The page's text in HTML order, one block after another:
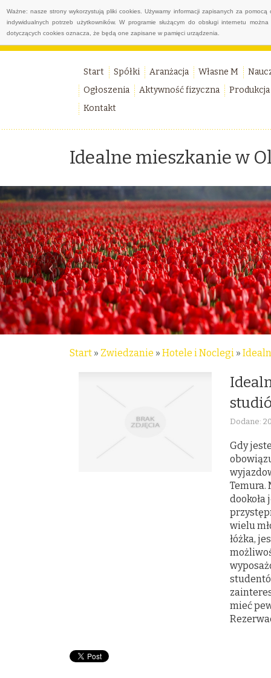
Ważne: nasze strony wykorzystują pliki cookies. Używamy informacji zapisanych za
indywidualnych potrzeb użytkowników. W programie służącym do obsługi internetu
dotyczących cookies oznacza, że będą one zapisane w pamięci urządzenia.
Start Spółki Aranżacja Własne M
Ogłoszenia
Aktywność fizyczna
Produkcja
Kontakt
Idealne mieszkanie w
Start » Zwiedzanie » Hotele i Noclegi »
Dodane:
Gdy
Temura.
dookoła
wielu
łóżka,
mieć